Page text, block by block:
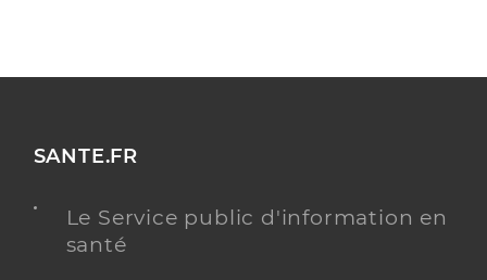
SANTE.FR
Le Service public d'information en
santé